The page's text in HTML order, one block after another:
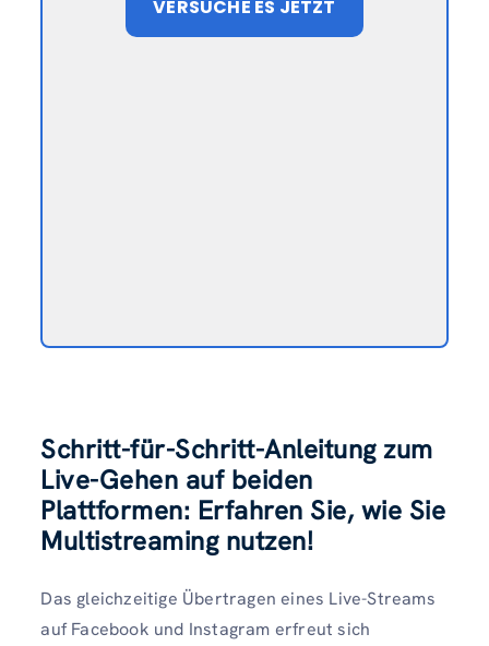
VERSUCHE ES JETZT
Schritt-für-Schritt-Anleitung zum
Live-Gehen auf beiden
Plattformen: Erfahren Sie, wie Sie
Multistreaming nutzen!
Das gleichzeitige Übertragen eines Live-Streams
auf Facebook und Instagram erfreut sich